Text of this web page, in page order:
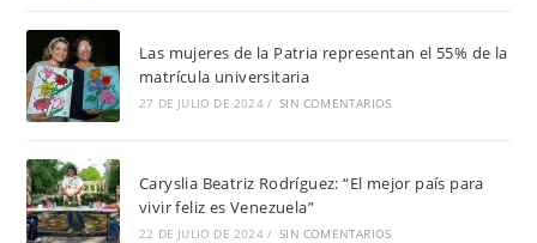
Las mujeres de la Patria representan el 55% de la
matrícula universitaria
27 DE JULIO DE 2024 / SIN COMENTARIOS
Caryslia Beatriz Rodríguez: “El mejor país para
vivir feliz es Venezuela”
22 DE JULIO DE 2024 / SIN COMENTARIOS